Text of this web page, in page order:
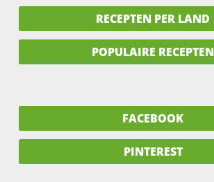
RECEPTEN PER LAND
POPULAIRE RECEPTEN
FACEBOOK
PINTEREST